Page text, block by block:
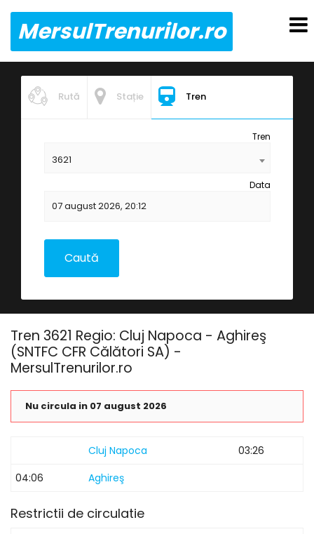
MersulTrenurilor.ro
Rută Stație Tren
Tren
3621
Data
Tren 3621 Regio: Cluj Napoca - Aghireş
(SNTFC CFR Călători SA) -
MersulTrenurilor.ro
Nu circula in 07 august 2026
Cluj Napoca
03:26
04:06
Aghireş
Restrictii de circulatie